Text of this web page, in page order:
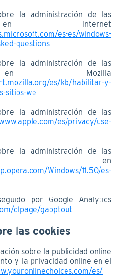
la administración de las
Internet
es-es/windows-
questions
la administración de las
Mozilla
es/kb/habilitar-y-
sitios-we
la administración de las
es/privacy/use-
la administración de las
en
Windows/11.50/es-
por Google Analytics
dlpage/gaoptout
las cookies
sobre la publicidad online
y la privacidad online en el
es/